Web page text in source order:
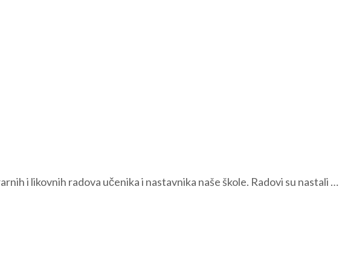
i likovnih radova učenika i nastavnika naše škole. Radovi su nastali …